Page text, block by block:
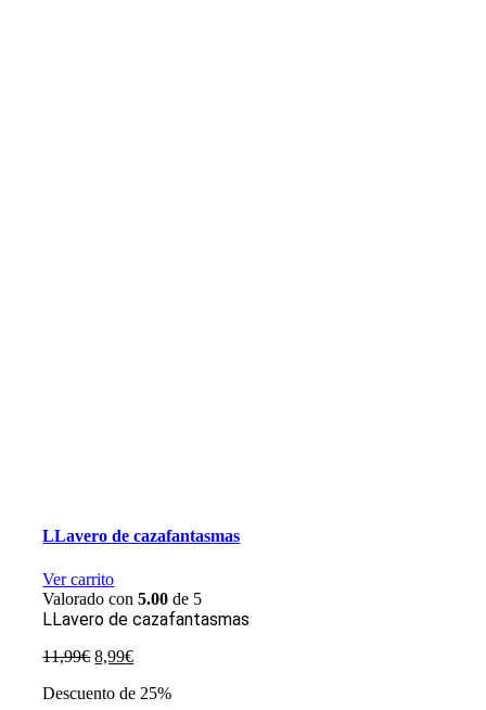
LLavero de cazafantasmas
Ver carrito
Valorado con5.00 de 5
LLavero de cazafantasmas
11,99€ El
original
8,99€El
actual
Descuento de 25%